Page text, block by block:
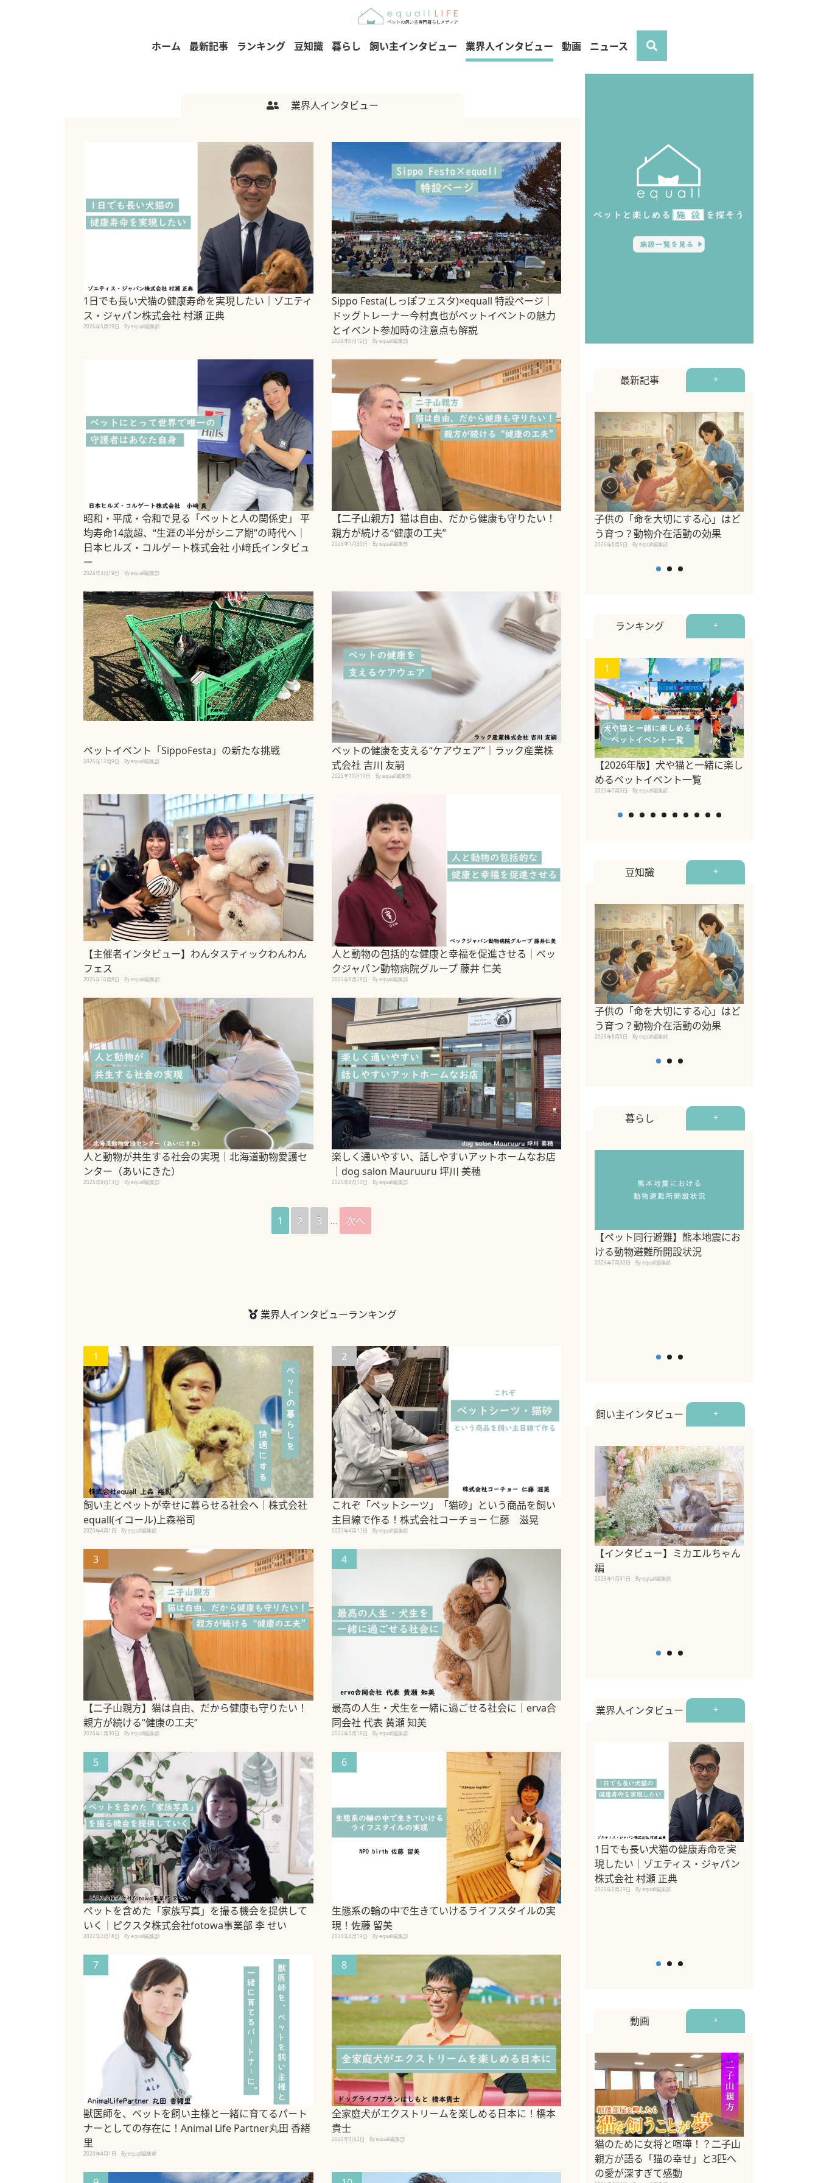
ホーム 最新記事 ランキング 豆知識 暮らし 飼い主インタビュー 業界人インタビュー 動画 ニュース
業界人インタビュー
1日でも長い犬猫の健康寿命を実現したい｜ゾエティ
ス・ジャパン株式会社 村瀬 正典
2026年5月29日 By equall編集部
Sippo Festa(しっぽフェスタ)×equall 特設ページ｜
ドッグトレーナー今村真也がペットイベントの魅力
とイベント参加時の注意点も解説
2026年5月12日 By equall編集部
昭和・平成・令和で見る「ペットと人の関係史」 平
均寿命14歳超、“生涯の半分がシニア期”の時代へ｜
日本ヒルズ・コルゲート株式会社 小﨑氏インタビュ
ー
2026年3月19日 By equall編集部
【二子山親方】猫は自由、だから健康も守りたい！
親方が続ける“健康の工夫”
2026年1月30日 By equall編集部
ペットイベント「SippoFesta」の新たな挑戦
2025年12月9日 By equall編集部
ペットの健康を支える“ケアウェア”｜ラック産業株
式会社 吉川 友嗣
2025年10月10日 By equall編集部
【主催者インタビュー】わんタスティックわんわん
フェス
2025年10月8日 By equall編集部
人と動物の包括的な健康と幸福を促進させる｜ベッ
クジャパン動物病院グループ 藤井 仁美
2025年8月28日 By equall編集部
人と動物が共生する社会の実現｜北海道動物愛護セ
ンター（あいにきた）
2025年8月13日 By equall編集部
楽しく通いやすい、話しやすいアットホームなお店
｜dog salon Mauruuru 坪川 美穂
2025年8月13日 By equall編集部
1 2 3 … 次へ
業界人インタビューランキング
1
飼い主とペットが幸せに暮らせる社会へ｜株式会社
equall(イコール)上森裕司
2020年4月1日 By equall編集部
2
これぞ「ペットシーツ」「猫砂」という商品を飼い
主目線で作る！株式会社コーチョー 仁藤 滋晃
2020年4月11日 By equall編集部
3
【二子山親方】猫は自由、だから健康も守りたい！
親方が続ける“健康の工夫”
2026年1月30日 By equall編集部
4
最高の人生・犬生を一緒に過ごせる社会に｜erva合
同会社 代表 黄瀬 知美
2022年3月18日 By equall編集部
5
ペットを含めた「家族写真」を撮る機会を提供して
いく｜ピクスタ株式会社fotowa事業部 李 せい
2022年2月18日 By equall編集部
6
生態系の輪の中で生きていけるライフスタイルの実
現！佐藤 留美
2020年4月19日 By equall編集部
7
獣医師を、ペットを飼い主様と一緒に育てるパート
ナーとしての存在に！Animal Life Partner丸田 香緒
里
2020年4月1日 By equall編集部
8
全家庭犬がエクストリームを楽しめる日本に！橋本
貴士
2020年4月2日 By equall編集部
最新記事 +
子供の「命を大切にする心」はど
う育つ？動物介在活動の効果
2026年8月5日 By equall編集部
ランキング +
1
【2026年版】犬や猫と一緒に楽し
めるペットイベント一覧
2026年7月5日 By equall編集部
豆知識 +
子供の「命を大切にする心」はど
う育つ？動物介在活動の効果
2026年8月5日 By equall編集部
暮らし +
【ペット同行避難】熊本地震にお
ける動物避難所開設状況
2026年7月30日 By equall編集部
飼い主インタビュー +
【インタビュー】ミカエルちゃん
編
2025年1月31日 By equall編集部
業界人インタビュー +
1日でも長い犬猫の健康寿命を実
現したい｜ゾエティス・ジャパン
株式会社 村瀬 正典
2026年5月29日 By equall編集部
動画 +
猫のために女将と喧嘩！？二子山
親方が語る「猫の幸せ」と3匹へ
の愛が深すぎて感動